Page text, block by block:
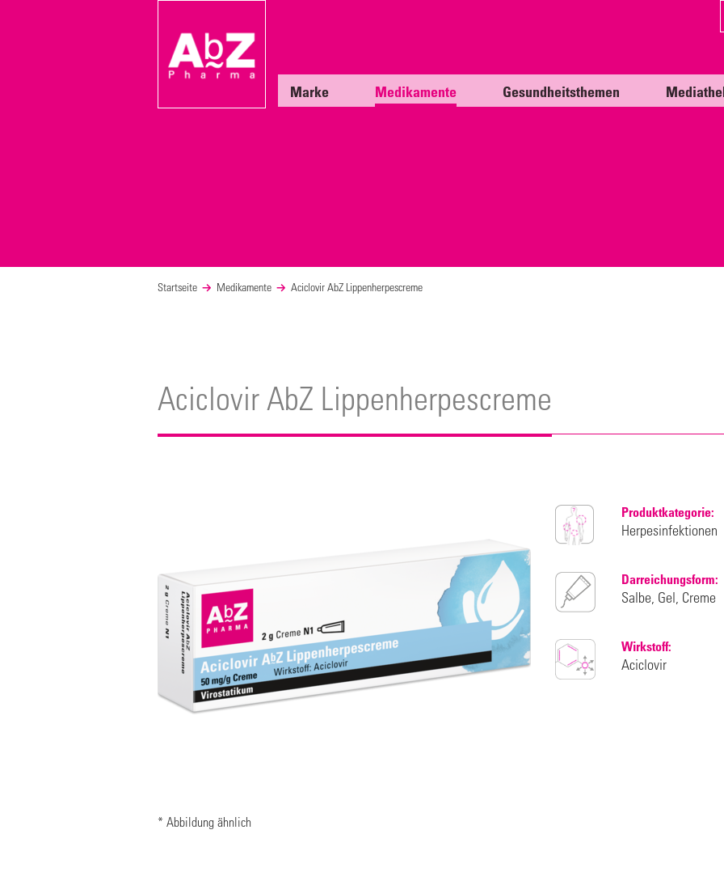
Marke Medikamente Gesundheitsthemen
Startseite Medikamente Aciclovir AbZ Lippenherpescreme
Aciclovir AbZ Lippenherpescreme
* Abbildung ähnlich
Produktkategorie:
Herpesinfektionen
Darreichungsform:
Salbe, Gel, Creme
Wirkstoff:
Aciclovir